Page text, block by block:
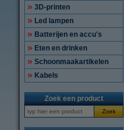
3D-printen
Led lampen
Batterijen en accu's
Eten en drinken
Schoonmaakartikelen
Kabels
Zoek een product
Zoek